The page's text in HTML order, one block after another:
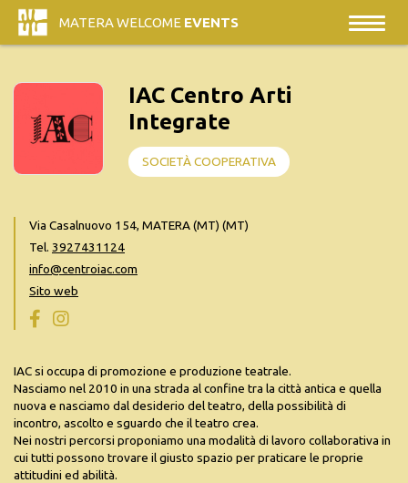
MATERA WELCOME EVENTS
IAC Centro Arti
Integrate
SOCIETÀ COOPERATIVA
Via Casalnuovo 154, MATERA (MT) (MT)
Tel. 3927431124
info@centroiac.com
Sito web
IAC si occupa di promozione e produzione teatrale.
Nasciamo nel 2010 in una strada al confine tra la città antica e quella
nuova e nasciamo dal desiderio del teatro, della possibilità di
incontro, ascolto e sguardo che il teatro crea.
Nei nostri percorsi proponiamo una modalità di lavoro collaborativa in
cui tutti possono trovare il giusto spazio per praticare le proprie
attitudini ed abilità.